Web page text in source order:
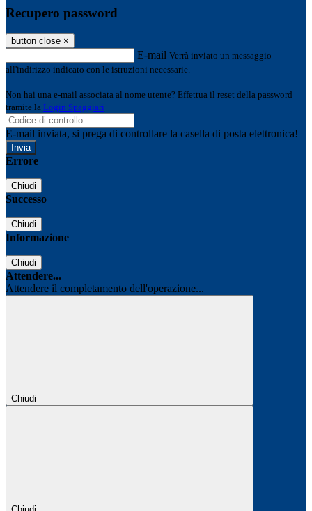
Recupero password
button close ×
E-mail Verrà inviato un messaggio
all'indirizzo indicato con le istruzioni necessarie.
Non hai una e-mail associata al nome utente? Effettua il reset della password
tramite la Login Spaggiari
E-mail inviata, si prega di controllare la casella di posta elettronica!
Errore
Chiudi
Successo
Chiudi
Informazione
Chiudi
Attendere...
Attendere il completamento dell'operazione...
Chiudi